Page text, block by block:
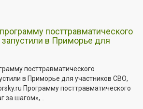
посттравматического
в Приморье для
посттравматического
в Приморье для участников СВО,
Программу посттравматического
за шагом»,...